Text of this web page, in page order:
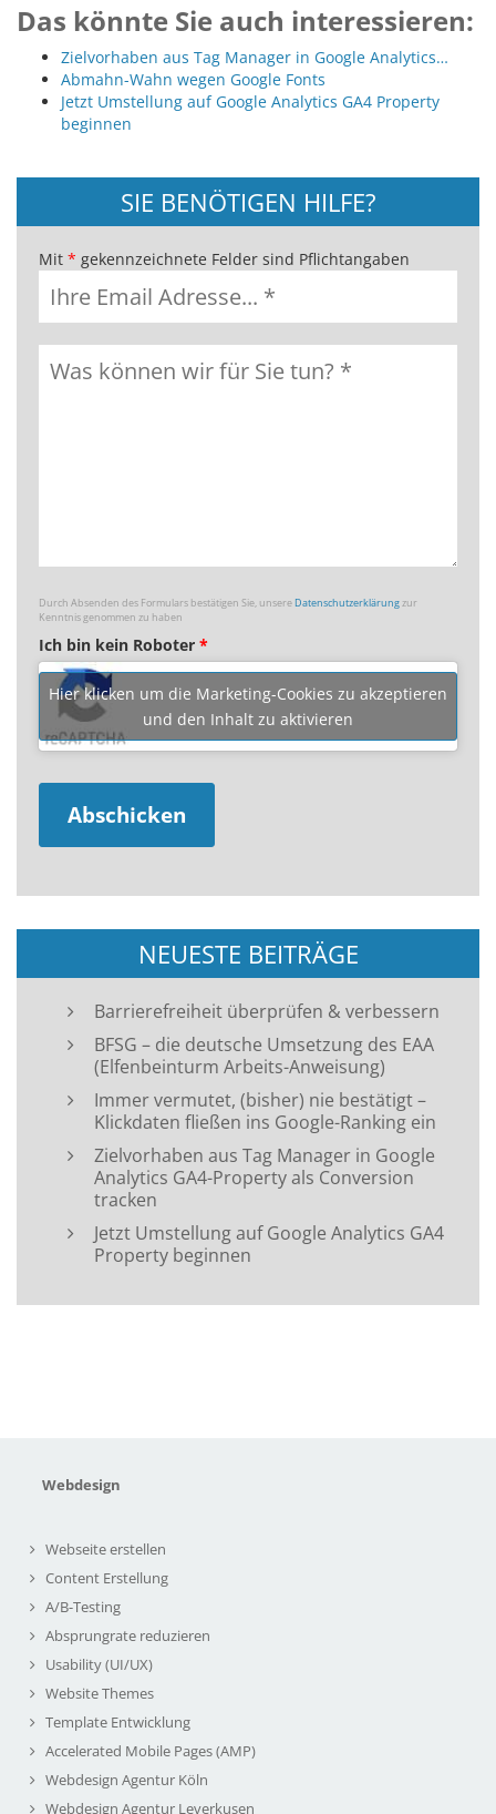
Das könnte Sie auch interessieren:
Zielvorhaben aus Tag Manager in Google Analytics…
Abmahn-Wahn wegen Google Fonts
Jetzt Umstellung auf Google Analytics GA4 Property
beginnen
SIE BENÖTIGEN HILFE?
Mit * gekennzeichnete Felder sind Pflichtangaben
Durch Absenden des Formulars bestätigen Sie, unsereDatenschutzerklärungzur
Kenntnis genommen zu haben
Ich bin kein Roboter *
Hier klicken um die Marketing-Cookies zu akzeptieren
und den Inhalt zu aktivieren
NEUESTE BEITRÄGE
Barrierefreiheit überprüfen & verbessern
BFSG – die deutsche Umsetzung des EAA
(Elfenbeinturm Arbeits-Anweisung)
Immer vermutet, (bisher) nie bestätigt –
Klickdaten fließen ins Google-Ranking ein
Zielvorhaben aus Tag Manager in Google
Analytics GA4-Property als Conversion
tracken
Jetzt Umstellung auf Google Analytics GA4
Property beginnen
Webdesign
Webseite erstellen
Content Erstellung
A/B-Testing
Absprungrate reduzieren
Usability (UI/UX)
Website Themes
Template Entwicklung
Accelerated Mobile Pages (AMP)
Webdesign Agentur Köln
Webdesign Agentur Leverkusen